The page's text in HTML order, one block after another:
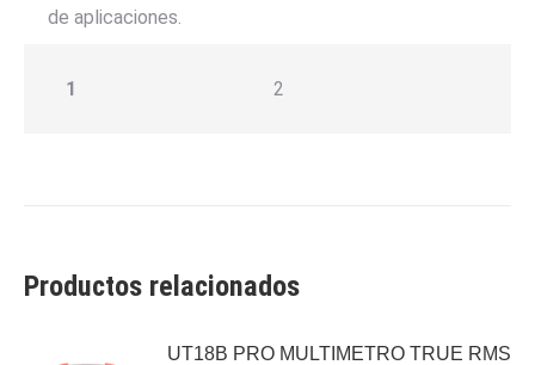
de aplicaciones.
1 2
Productos relacionados
UT18B PRO MULTIMETRO TRUE RMS